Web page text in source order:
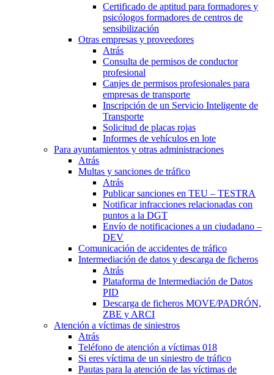
Certificado de aptitud para formadores y
psicólogos formadores de centros de
sensibilización
Otras empresas y proveedores
Atrás
Consulta de permisos de conductor
profesional
Canjes de permisos profesionales para
empresas de transporte
Inscripción de un Servicio Inteligente de
Transporte
Solicitud de placas rojas
Informes de vehículos en lote
Para ayuntamientos y otras administraciones
Atrás
Multas y sanciones de tráfico
Atrás
Publicar sanciones en TEU – TESTRA
Notificar infracciones relacionadas con
puntos a la DGT
Envío de notificaciones a un ciudadano –
DEV
Comunicación de accidentes de tráfico
Intermediación de datos y descarga de ficheros
Atrás
Plataforma de Intermediación de Datos
PID
Descarga de ficheros MOVE/PADRÓN,
ZBE y ARCI
Atención a víctimas de siniestros
Atrás
Teléfono de atención a víctimas 018
Si eres víctima de un siniestro de tráfico
Pautas para la atención de las víctimas de